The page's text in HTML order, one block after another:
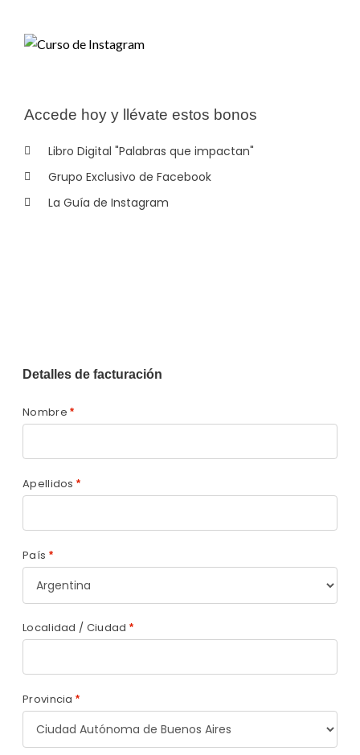
Accede hoy y llévate estos bonos
Libro Digital "Palabras que impactan"
Grupo Exclusivo de Facebook
La Guía de Instagram
Detalles de facturación
Nombre*
Apellidos *
País *
Localidad / Ciudad *
Provincia *